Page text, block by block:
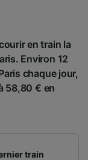
en train la
Environ 12
chaque jour,
58,80 € en
train